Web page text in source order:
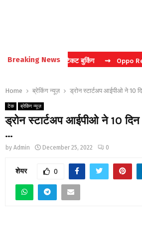
Breaking News
करें फास्ट टिकट बुकिंग ⇝ Oppo Reno 16
Home ब्रेकिंग न्यूज़ ड्रोन स्टार्टअप आईपीओ ने 10
टेक ब्रेकिंग न्यूज़
ड्रोन स्टार्टअप आईपीओ ने 10 दिन
…
by Admin December 25, 2022 0
शेयर 0